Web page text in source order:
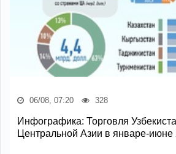
06/08, 07:20 328
Инфографика: Торговля
Центральной Азии в январе-июне